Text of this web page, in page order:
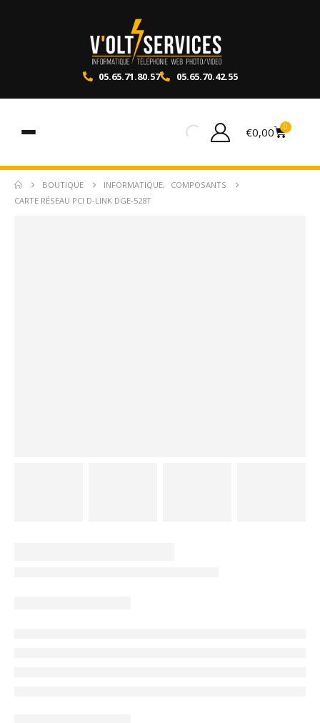
05.65.71.80.57 05.65.70.42.55
€0,00 0
BOUTIQUE INFORMATIQUE,
COMPOSANTS
CARTE RÉSEAU PCI D-LINK DGE-528T